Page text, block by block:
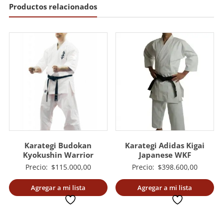
Productos relacionados
Karategi Budokan
Kyokushin Warrior
Precio: $115.000,00
Agregar a mi lista
Karategi Adidas Kigai
Japanese WKF
Precio: $398.600,00
Agregar a mi lista